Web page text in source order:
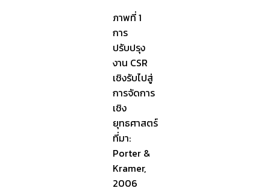
ภาพที่ 1
การ
ปรับปรุง
งาน CSR
เชิงรับไปสู่
การจัดการ
เชิง
ยุทธศาสตร์
ที่มา:
Porter &
Kramer,
2006